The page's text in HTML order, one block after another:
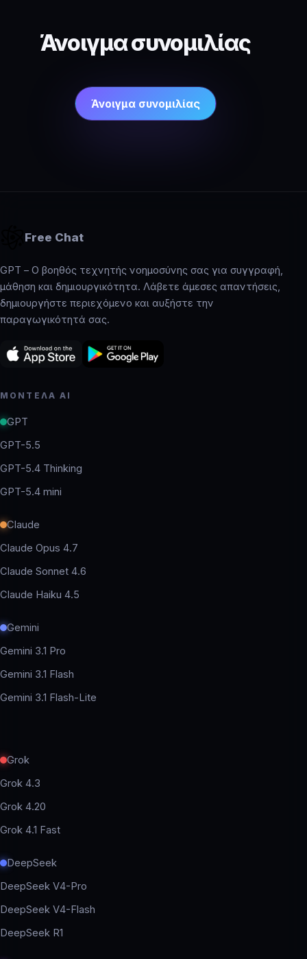
Άνοιγμα συνομιλίας
Άνοιγμα συνομιλίας
Free Chat
GPT – Ο βοηθός τεχνητής νοημοσύνης σας για συγγραφή,
μάθηση και δημιουργικότητα. Λάβετε άμεσες απαντήσεις,
δημιουργήστε περιεχόμενο και αυξήστε την
παραγωγικότητά σας.
ΜΟΝΤΈΛΑ AI
GPT
GPT-5.5
GPT-5.4 Thinking
GPT-5.4 mini
Claude
Claude Opus 4.7
Claude Sonnet 4.6
Claude Haiku 4.5
Gemini
Gemini 3.1 Pro
Gemini 3.1 Flash
Gemini 3.1 Flash-Lite
Grok
Grok 4.3
Grok 4.20
Grok 4.1 Fast
DeepSeek
DeepSeek V4-Pro
DeepSeek V4-Flash
DeepSeek R1